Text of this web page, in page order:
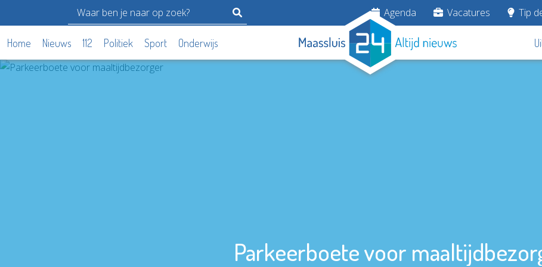
Agenda Vacatures Tip
Home Nieuws 112 Politiek Sport Onderwijs
Parkeerboete voor